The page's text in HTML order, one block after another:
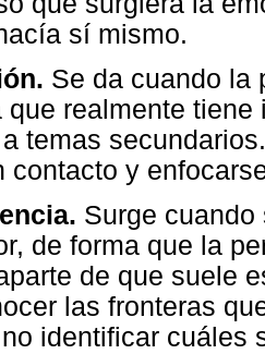
sí mismo.
Se da cuando la
que realmente
temas
contacto y
Surge
de forma que la
de que suele
las fronteras
identificar cuáles